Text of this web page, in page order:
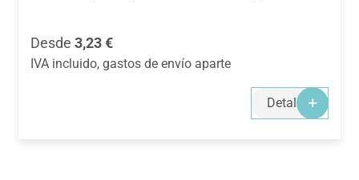
Precio normal:
Desde 3,23 €
IVA incluido, gastos de envío aparte
Detalles